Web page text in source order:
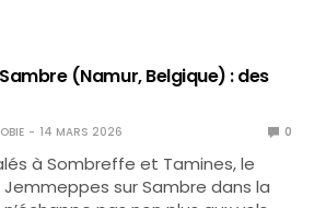
(Namur, Belgique) : des
14 MARS 2026 0
à Sombreffe et Tamines, le
sur Sambre dans la